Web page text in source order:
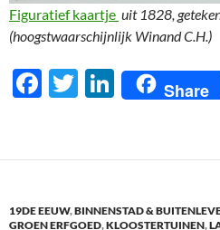
Figuratief kaartje uit 1828,
(hoogstwaarschijnlijk Winand C.H.)
F
b
o
T
er
Li
e
dI
Share
19DE EEUW,BINNENSTAD &
GROEN ERFGOED,KLOOSTERTUINEN,